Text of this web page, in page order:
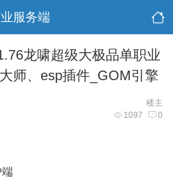
服务端
龙啸超级大极品单职业
师、esp插件_GOM引擎
楼主
1097 0
端